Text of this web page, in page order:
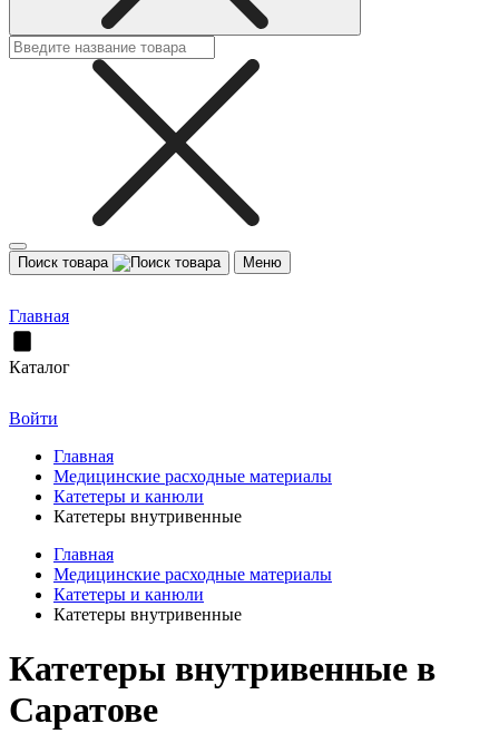
Поиск товара Меню
Главная
Каталог
Войти
Главная
Медицинские расходные материалы
Катетеры и канюли
Катетеры внутривенные
Главная
Медицинские расходные материалы
Катетеры и канюли
Катетеры внутривенные
Катетеры внутривенные в
Саратове